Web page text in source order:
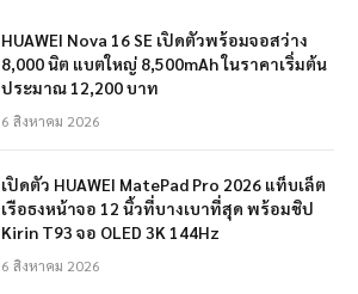
HUAWEI Nova 16 SE เปิดตัวพร้อมจอสว่าง
8,000 นิต แบตใหญ่ 8,500mAh ในราคาเริ่มต้น
ประมาณ 12,200 บาท
6 สิงหาคม 2026
เปิดตัว HUAWEI MatePad Pro 2026 แท็บเล็ต
เรือธงหน้าจอ 12 นิ้วที่บางเบาที่สุด พร้อมชิป
Kirin T93 จอ OLED 3K 144Hz
6 สิงหาคม 2026